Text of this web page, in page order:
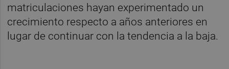
matriculaciones hayan experimentado un
crecimiento respecto a años anteriores en
lugar de continuar con la tendencia a la baja.